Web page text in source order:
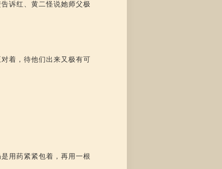
诉红、黄二怪说她师父极
着，待他们出来又极有可
用药紧紧包着，再用一根